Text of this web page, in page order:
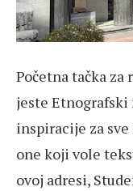
Početna tačka
jeste Etnografski
inspiracije za
one koji vole
ovoj adresi,